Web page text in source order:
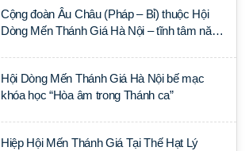
Cộng đoàn Âu Châu (Pháp – Bỉ) thuộc Hội
Dòng Mến Thánh Giá Hà Nội – tĩnh tâm năm
Hội Dòng Mến Thánh Giá Hà Nội bế mạc
khóa học “Hòa âm trong Thánh ca”
Hiệp Hội Mến Thánh Giá Tại Thế Hạt Lý